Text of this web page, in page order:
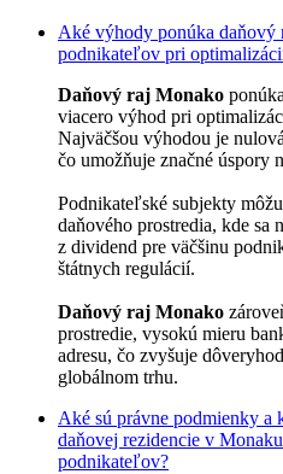
Aké výhody ponúka daňový
podnikateľov pri
Daňový raj Monako
viacero výhod pri
Najväčšou výhodou je
čo umožňuje značné úspory
Podnikateľské subjekty
daňového prostredia, kde sa
z dividend pre väčšinu
štátnych regulácií.
Daňový raj Monako
prostredie, vysokú mieru
adresu, čo zvyšuje
globálnom trhu.
Aké sú právne podmienky a
daňovej rezidencie v
podnikateľov?